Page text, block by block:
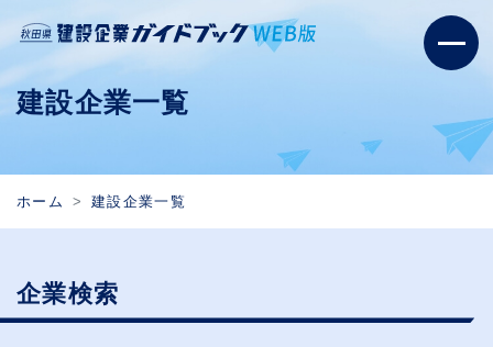
建設企業一覧
ホーム 建設企業一覧
企業検索